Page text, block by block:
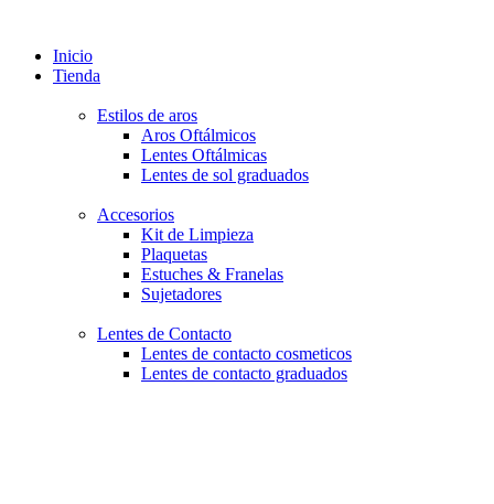
Inicio
Tienda
Estilos de aros
Aros Oftálmicos
Lentes Oftálmicas
Lentes de sol graduados
Accesorios
Kit de Limpieza
Plaquetas
Estuches & Franelas
Sujetadores
Lentes de Contacto
Lentes de contacto cosmeticos
Lentes de contacto graduados